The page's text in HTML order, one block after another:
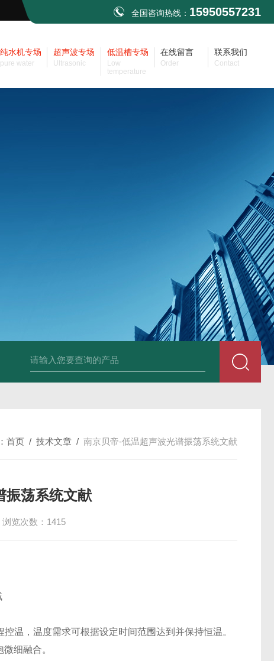
全国咨询热线： 15950557231
纯水机专场
pure water
超声波专场
Ultrasonic
低温槽专场
Low
temperature
在线留言
Order
联系我们
Contact
大口径氙灯光源 BDRF超声波乳化反应釜 BDUF系列超声波高剪切
首页 / 技术文章 / 南京贝帝-低温超声波光谱振荡系统文献
振荡系统文献
浏览次数：1415
控温，温度需求可根据设定时间范围达到并保持恒温。
微细融合。